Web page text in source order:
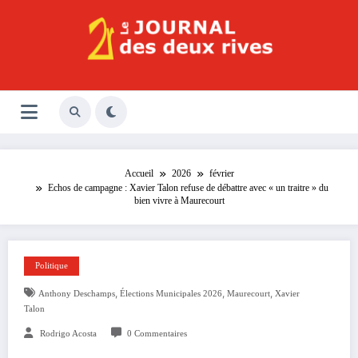
Le Journal des Deux Rives
Accueil 2026
février
Echos de campagne : Xavier Talon refuse de débattre avec « un traitre » du
bien vivre à Maurecourt
Politique
Anthony Deschamps, Élections Municipales 2026 Maurecourt, Xavier
Talon
Rodrigo Acosta 0 Commentaires